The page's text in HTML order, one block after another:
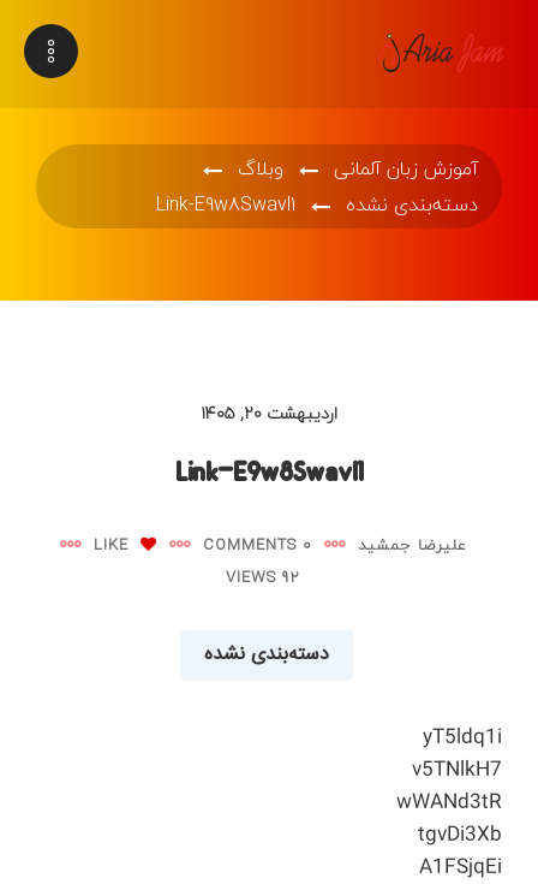
آموزش زبان آلمانی
وبلاگ
دسته‌بندی نشده
Link-E9w8Swavl1
اردیبهشت ۲۰, ۱۴۰۵
Link-E9w8Swavl1
علیرضا جمشید 0 COMMENTS
LIKE
92 VIEWS
دسته‌بندی نشده
yT5ldq1i
v5TNlkH7
wWANd3tR
tgvDi3Xb
A1FSjqEi